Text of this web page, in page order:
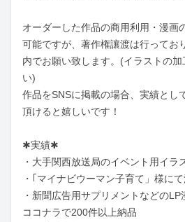
オーダーした作品の商用利用・漫画
可能ですが、著作権讓渡は行ってお
内でお願い致します。(イラストの
い)
作品をSNSに掲載の場合、実績とし
頂けると嬉しいです！
✱実績✱
・大手関西放送局のイベント用イラ
・｢マイナビウーマン子育て」様に
・新聞広告用サプリメントなどのLP
ココナラで200件以上納品